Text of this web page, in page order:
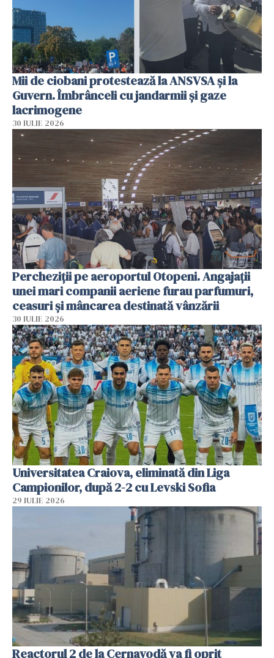
Mii de ciobani protestează la ANSVSA și la
Guvern. Îmbrânceli cu jandarmii și gaze
lacrimogene
30 IULIE 2026
Percheziții pe aeroportul Otopeni. Angajații
unei mari companii aeriene furau parfumuri,
ceasuri și mâncarea destinată vânzării
30 IULIE 2026
Universitatea Craiova, eliminată din Liga
Campionilor, după 2-2 cu Levski Sofia
29 IULIE 2026
Reactorul 2 de la Cernavodă va fi oprit